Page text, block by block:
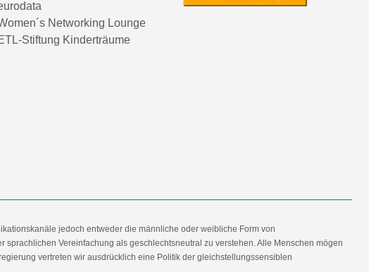
Networking Lounge
Stiftung Kinderträume
jedoch entweder die männliche oder weibliche Form von
Vereinfachung als geschlechtsneutral zu verstehen. Alle Menschen mögen
vertreten wir ausdrücklich eine Politik der gleichstellungssensiblen